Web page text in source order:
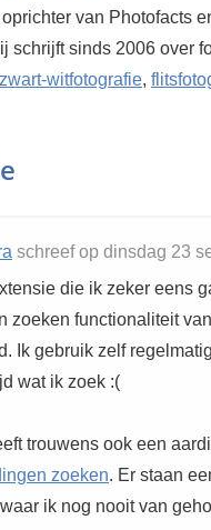
oprichter van Photofacts
schrijft sinds 2006 over
zwart-witfotografie,
schreef op dinsdag 23
die ik zeker eens
zoeken functionaliteit
Ik gebruik zelf
wat ik zoek :(
trouwens ook een
zoeken. Er staan
ik nog nooit van